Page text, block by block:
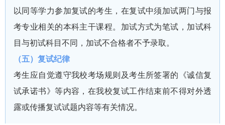
以同等学力参加复试的考生，在复试中须加试两门与报
考专业相关的本科主干课程。加试方式为笔试，加试科
目与初试科目不同，加试不合格者不予录取。
（五）复试纪律
考生应自觉遵守我校考场规则及考生所签署的《诚信复
试承诺书》等内容，在我校复试工作结束前不得对外透
露或传播复试试题内容等有关情况。